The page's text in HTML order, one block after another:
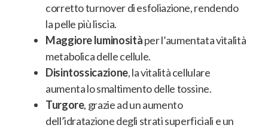
corretto turnover di esfoliazione, rendendo
la pelle più liscia.
Maggiore luminositàper l’aumentata vitalità
metabolica delle cellule.
Disintossicazione, la vitalità cellulare
aumenta lo smaltimento delle tossine.
Turgore, grazie ad un aumento
dell’idratazione degli strati superficiali e un